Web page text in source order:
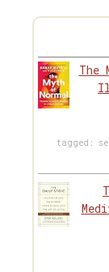
The
tagged: